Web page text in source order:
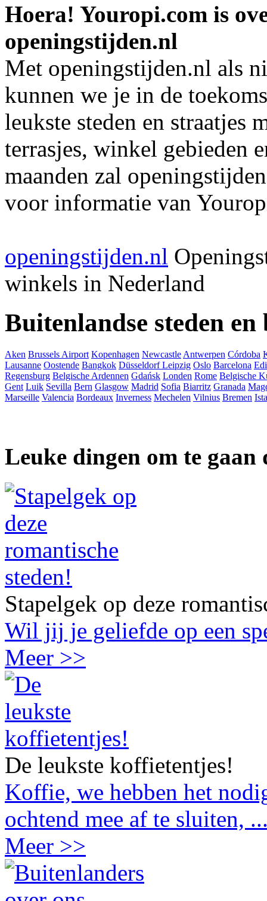
Hoera! Youropi.com is
openingstijden.nl
Met openingstijden.nl als
kunnen we je in de
leukste steden en straatjes
terrasjes, winkel gebieden
maanden zal
voor informatie van
openingstijden.nl
winkels in Nederland
Buitenlandse steden en
Aken Brussels Airport Kopenhagen Newcastle Antwerpen Córdoba
Lausanne Oostende Bangkok DüsseldorfLeipzig Oslo Barcelona
Regensburg Belgische Ardennen Gdańsk Londen Rome Belgische
Gent Luik Sevilla Bern Glasgow Madrid Sofia Biarritz Granada
Marseille Valencia Bordeaux Inverness Mechelen Vilnius Bremen
Leuke dingen om te gaan
Stapelgek op deze
Wil jij je geliefde op een
Meer >>
De leukste koffietentjes!
Koffie, we hebben het
ochtend mee af te sluiten,
Meer >>